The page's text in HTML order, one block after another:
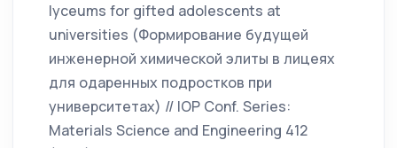
lyceums for gifted adolescents at
universities (Формирование будущей
инженерной химической элиты в лицеях
для одаренных подростков при
университетах) // IOP Conf. Series:
Materials Science and Engineering 412